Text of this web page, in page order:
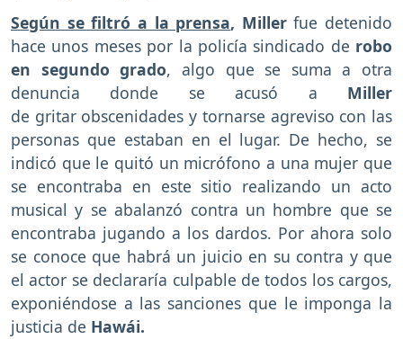
Según se filtró a la prensa, Millerfue detenido
hace unos meses por la policía sindicado de robo
en segundo grado, algo que se suma a otra
denuncia donde se acusó a Miller
de gritar obscenidades y tornarse agreviso con las
personas que estaban en el lugar. De hecho, se
indicó que le quitó un micrófono a una mujer que
se encontraba en este sitio realizando un acto
musical y se abalanzó contra un hombre que se
encontraba jugando a los dardos. Por ahora solo
se conoce que habrá un juicio en su contra y que
el actor se declararía culpable de todos los cargos,
exponiéndose a las sanciones que le imponga la
justicia de Hawái.